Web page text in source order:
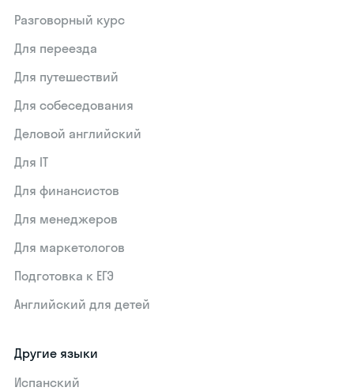
Разговорный курс
Для переезда
Для путешествий
Для собеседования
Деловой английский
Для IT
Для финансистов
Для менеджеров
Для маркетологов
Подготовка к ЕГЭ
Английский для детей
Другие языки
Испанский